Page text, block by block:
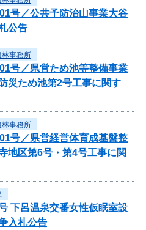
号／公共予防治山事業大谷
公告
林事務所
号／県営ため池等整備事業
災ため池第2号工事に関す
林事務所
号／県営経営体育成基盤整
地区第6号・第4号工事に関
下呂温泉交番女性仮眠室設
入札公告